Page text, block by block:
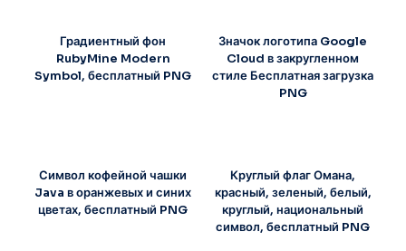
Градиентный фон
RubyMine Modern
Symbol, бесплатный PNG
Значок логотипа Google
Cloud в закругленном
стиле Бесплатная загрузка
PNG
Символ кофейной чашки
Java в оранжевых и синих
цветах, бесплатный PNG
Круглый флаг Омана,
красный, зеленый, белый,
круглый, национальный
символ, бесплатный PNG